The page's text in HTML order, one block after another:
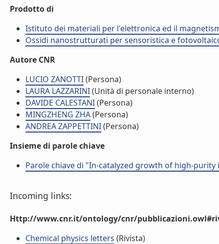
Prodotto di
Istituto dei materiali per l'elettronica ed il
Ossidi nanostrutturati per sensoristica e fotovoltaico
Autore CNR
LUCIO ZANOTTI(Persona)
LAURA LAZZARINI(Unità di personale interno)
DAVIDE CALESTANI(Persona)
MINGZHENG ZHA(Persona)
ANDREA ZAPPETTINI(Persona)
Insieme di parole chiave
Parole chiave di "In-catalyzed growth of high-
Incoming links:
Http://www.cnr.it/ontology/cnr/
Chemical physics letters (Rivista)